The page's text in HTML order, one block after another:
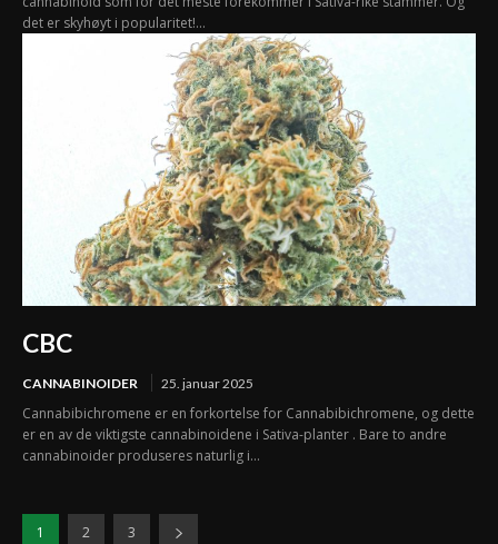
det er skyhøyt i popularitet!...
CBC
CANNABINOIDER 25. januar 2025
Cannabibichromene er en forkortelse for Cannabibichromene, og dette
er en av de viktigste cannabinoidene i Sativa-planter . Bare to andre
cannabinoider produseres naturlig i...
1 2 3